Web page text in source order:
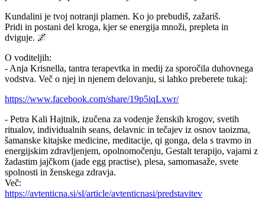
Kundalini je tvoj notranji plamen. Ko jo prebudiš, zažariš.
Pridi in postani del kroga, kjer se energija množi, prepleta in
dviguje. 🌌
O voditeljih:
- Anja Krisnella, tantra terapevtka in medij za sporočila duhovnega
vodstva. Več o njej in njenem delovanju, si lahko preberete tukaj:
https://www.facebook.com/share/19p5iqLxwr/
- Petra Kali Hajtnik, izučena za vodenje ženskih krogov, svetih
ritualov, individualnih seans, delavnic in tečajev iz osnov taoizma,
šamanske kitajske medicine, meditacije, qi gonga, dela s travmo in
energijskim zdravljenjem, opolnomočenju, Gestalt terapijo, vajami z
žadastim jajčkom (jade egg practise), plesa, samomasaže, svete
spolnosti in ženskega zdravja.
Več:
https://avtenticna.si/sl/article/avtenticnasi/predstavitev